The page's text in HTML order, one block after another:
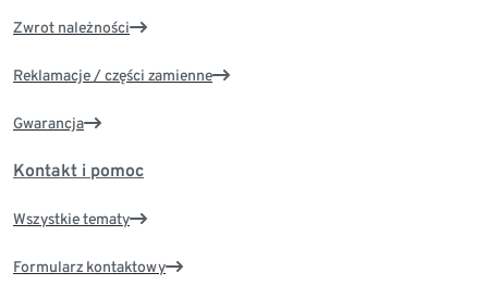
Zwrot należności
Reklamacje / części zamienne
Gwarancja
Kontakt i pomoc
Wszystkie tematy
Formularz kontaktowy